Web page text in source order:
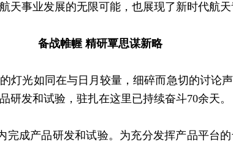
天事业发展的无限可能，也展现了新时代航天
备战帷幄 精研覃思谋新略
光如同在与日月较量，细碎而急切的讨论
研发和试验，驻扎在这里已持续奋斗70余天。
成产品研发和试验。为充分发挥产品平台的